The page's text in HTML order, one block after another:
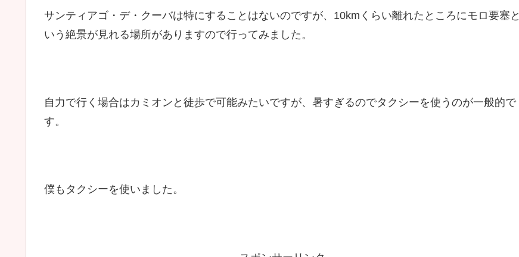
サンティアゴ・デ・クーバは特にすることはないのですが、10kmくらい離れたところにモロ要塞と
いう絶景が見れる場所がありますので行ってみました。
自力で行く場合はカミオンと徒歩で可能みたいですが、暑すぎるのでタクシーを使うのが一般的で
す。
僕もタクシーを使いました。